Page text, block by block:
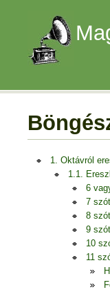
1. Oktávról
1.1.
6
7
8
9
10
11